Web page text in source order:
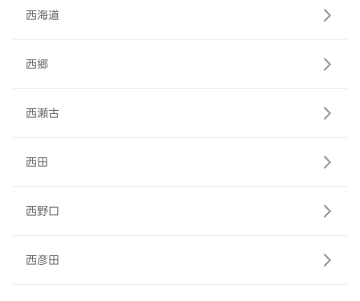
西海道
西郷
西瀬古
西田
西野口
西彦田